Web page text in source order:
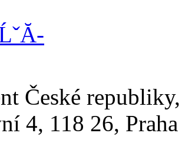
České
4, 118 26,